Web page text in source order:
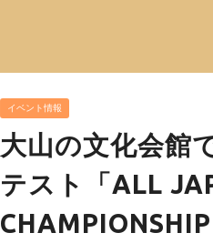
イベント情報
大山の文化会館
テスト「ALL